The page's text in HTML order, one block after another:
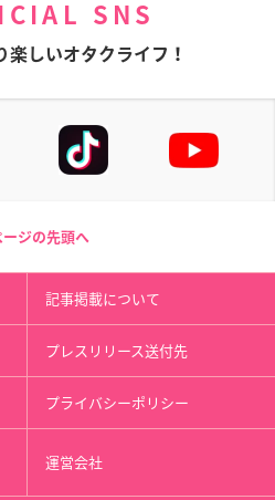
SNS
楽しいオタクライフ！
ージの先頭へ
記事掲載について
プレスリリース送付先
プライバシーポリシー
運営会社